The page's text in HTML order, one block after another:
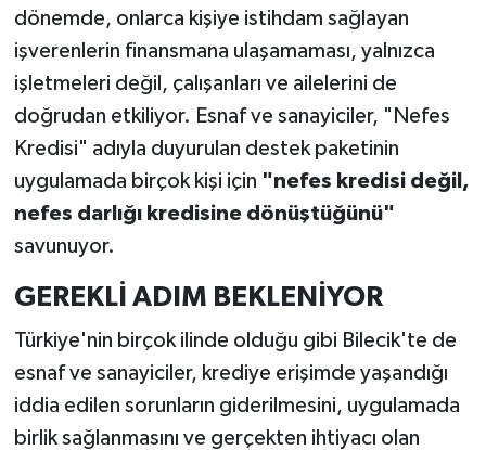
dönemde, onlarca kişiye istihdam sağlayan
işverenlerin finansmana ulaşamaması, yalnızca
işletmeleri değil, çalışanları ve ailelerini de
doğrudan etkiliyor. Esnaf ve sanayiciler, "Nefes
Kredisi" adıyla duyurulan destek paketinin
uygulamada birçok kişi için "nefes kredisi değil,
nefes darlığı kredisine dönüştüğünü"
savunuyor.
GEREKLİ ADIM BEKLENİYOR
Türkiye'nin birçok ilinde olduğu gibi Bilecik'te de
esnaf ve sanayiciler, krediye erişimde yaşandığı
iddia edilen sorunların giderilmesini, uygulamada
birlik sağlanmasını ve gerçekten ihtiyacı olan